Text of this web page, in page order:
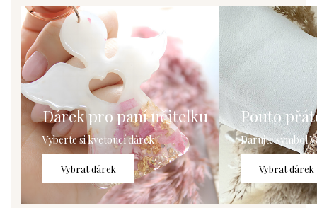
Dárek pro paní učitelku
Vyberte si kvetoucí dárek
Vybrat dárek
Pouto
Darujte symbol
Vybrat dárek